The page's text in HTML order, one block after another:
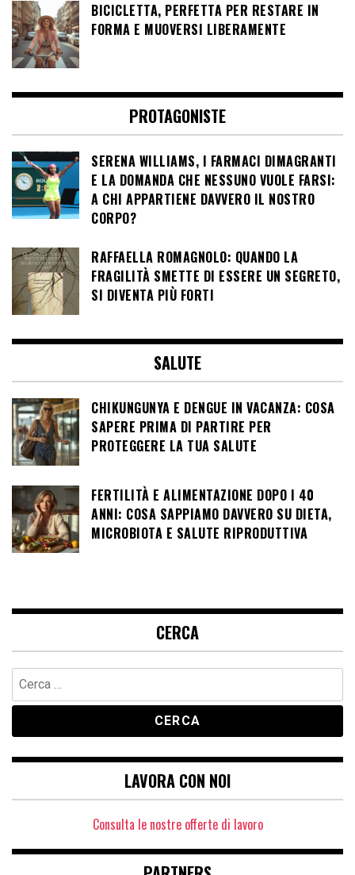
BICICLETTA, PERFETTA PER RESTARE IN
FORMA E MUOVERSI LIBERAMENTE
PROTAGONISTE
SERENA WILLIAMS, I FARMACI DIMAGRANTI
E LA DOMANDA CHE NESSUNO VUOLE FARSI:
A CHI APPARTIENE DAVVERO IL NOSTRO
CORPO?
RAFFAELLA ROMAGNOLO: QUANDO LA
FRAGILITÀ SMETTE DI ESSERE UN SEGRETO,
SI DIVENTA PIÙ FORTI
SALUTE
CHIKUNGUNYA E DENGUE IN VACANZA: COSA
SAPERE PRIMA DI PARTIRE PER
PROTEGGERE LA TUA SALUTE
FERTILITÀ E ALIMENTAZIONE DOPO I 40
ANNI: COSA SAPPIAMO DAVVERO SU DIETA,
MICROBIOTA E SALUTE RIPRODUTTIVA
CERCA
Ricerca
per:
LAVORA CON NOI
Consulta le nostre offerte di lavoro